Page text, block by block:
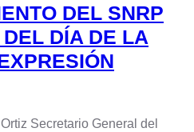
DEL SNRP
DÍA DE LA
Secretario General del